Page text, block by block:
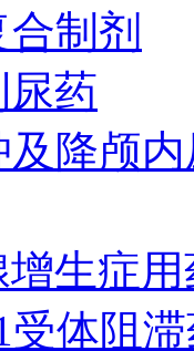
制剂
尿药
降颅
增生症
受体阻